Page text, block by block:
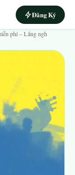
Đăng Ký
phí – Lắng ngh